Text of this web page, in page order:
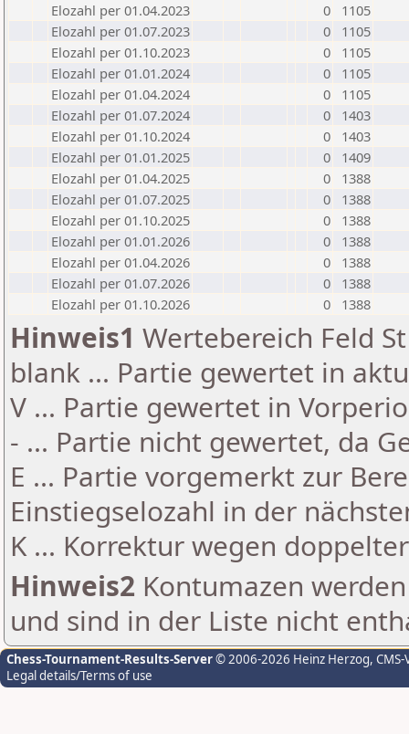
Elozahl per 01.04.2023
0
1105
Elozahl per 01.07.2023
0
1105
Elozahl per 01.10.2023
0
1105
Elozahl per 01.01.2024
0
1105
Elozahl per 01.04.2024
0
1105
Elozahl per 01.07.2024
0
1403
Elozahl per 01.10.2024
0
1403
Elozahl per 01.01.2025
0
1409
Elozahl per 01.04.2025
0
1388
Elozahl per 01.07.2025
0
1388
Elozahl per 01.10.2025
0
1388
Elozahl per 01.01.2026
0
1388
Elozahl per 01.04.2026
0
1388
Elozahl per 01.07.2026
0
1388
Elozahl per 01.10.2026
0 1388
Hinweis1 Wertebereich Feld
blank ... Partie gewertet in
V ... Partie gewertet in
- ... Partie nicht gewertet, da
E ... Partie vorgemerkt zur
Einstiegselozahl in der
K ... Korrektur wegen
Hinweis2 Kontumazen
und sind in der Liste nicht
Chess-Tournament-Results-Server© 2006-2026 Heinz Herzog,
Legal details/Terms of use